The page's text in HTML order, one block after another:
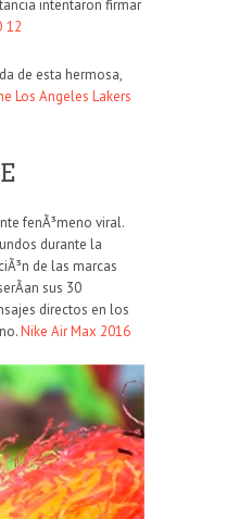
intentaron firmar
12
de esta hermosa,
Los Angeles Lakers
fenÃ³meno viral.
durante la
de las marcas
sus 30
directos en los
Nike Air Max 2016